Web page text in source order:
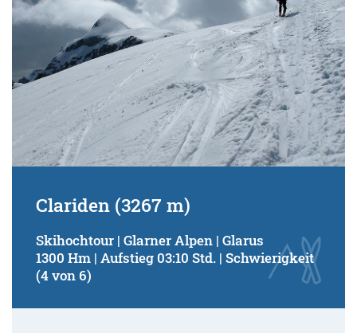
Clariden (3267 m)
Skihochtour | Glarner Alpen | Glarus
1300 Hm | Aufstieg 03:10 Std. | Schwierigkeit
(4 von 6)